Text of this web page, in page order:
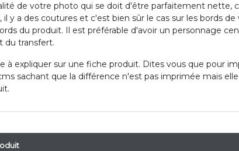
de votre photo qui se doit d'être parfaitement
y a des coutures et c'est bien sûr le cas sur les bords
du produit. Il est préférable d'avoir un personnage
du transfert.
à expliquer sur une fiche produit. Dites vous que pour
sachant que la différence n'est pas imprimée mais